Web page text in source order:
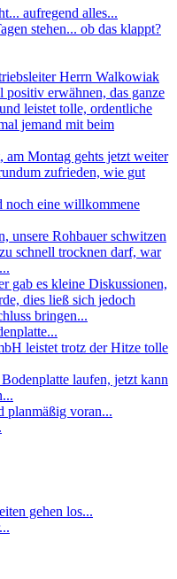
aufregend alles...
stehen... ob das klappt?
Herrn Walkowiak
erwähnen, das ganze
leistet tolle, ordentliche
jemand mit beim
am Montag gehts jetzt weiter
zufrieden, wie gut
noch eine willkommene
unsere Rohbauer schwitzen
schnell trocknen darf, war
gab es kleine Diskussionen,
dies ließ sich jedoch
bringen...
leistet trotz der Hitze tolle
laufen, jetzt kann
planmäßig voran...
gehen los...